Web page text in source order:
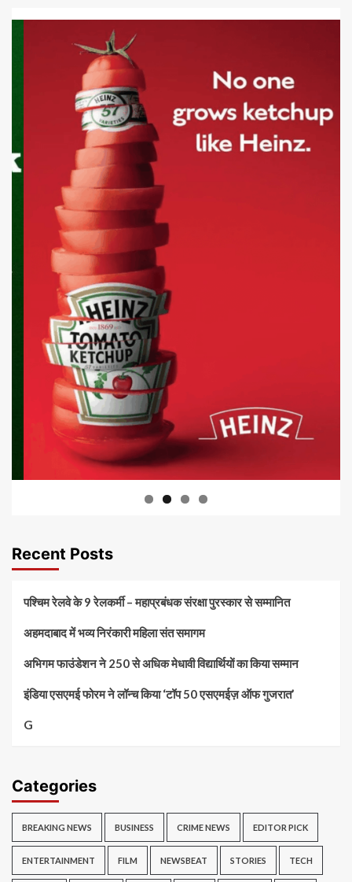
Recent Posts
पश्चिम रेलवे के 9 रेलकर्मी – महाप्रबंधक संरक्षा पुरस्कार से सम्मानित
अहमदाबाद में भव्य निरंकारी महिला संत समागम
अभिगम फाउंडेशन ने 250 से अधिक मेधावी विद्यार्थियों का किया सम्मान
इंडिया एसएमई फोरम ने लॉन्च किया ‘टॉप 50 एसएमईज़ ऑफ गुजरात’
G
Categories
BREAKING NEWS BUSINESS CRIME NEWS EDITOR PICK
ENTERTAINMENT FILM NEWSBEAT STORIES TECH